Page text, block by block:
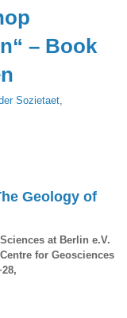
– Book
Sozietaet,
Geology of
at Berlin e.V.
for Geosciences